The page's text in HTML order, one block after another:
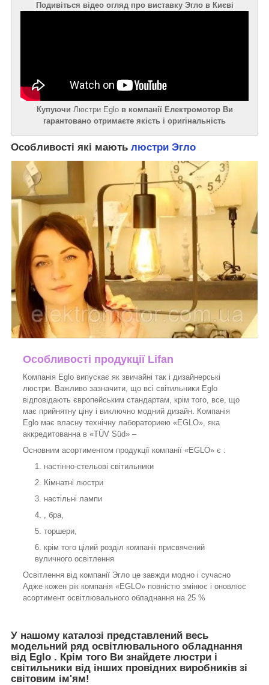
Подивіться відео огляд про виставку Эгло в Києві
Купуючи Люстри Eglo в компанії Електромотор Ви
гарантовано отримаєте якість і оригінальність
Особливості які мають люстри Эгло
Особливості продукції Lifan
Компанія Eglo випускає як звичайні так і дизайнерські
люстри. Важливо зазначити, що всі світильники Eglo
відповідають європейським стандартам, крім того, все, що
має прийнятну ціну і виключно модний дизайн. Компанія
Eglo має власну технічну лабораториею «EGLO», яка
аккредитованна в «TÜV Süd» –
Основним асортиментом продукції компанії «EGLO» є :
настінно-стельові світильники
Кімнатні люстри
настільні лампи
, бра,
торшери,
крім того цілий розділ компанії присвячений
вуличного освітлення
Освітлення від компанії Эгло це завжди модно і сучасно
Адже кожен рік компанія «EGLO» повністю змінює і оновлює
асортимент освітлювального обладнання на 25 %
У нашому каталозі представлений весь
модельний ряд освітлювального обладнання
від Eglo . Крім того Ви знайдете люстри і
світильники від інших провідних виробників зі
світовим ім'ям!